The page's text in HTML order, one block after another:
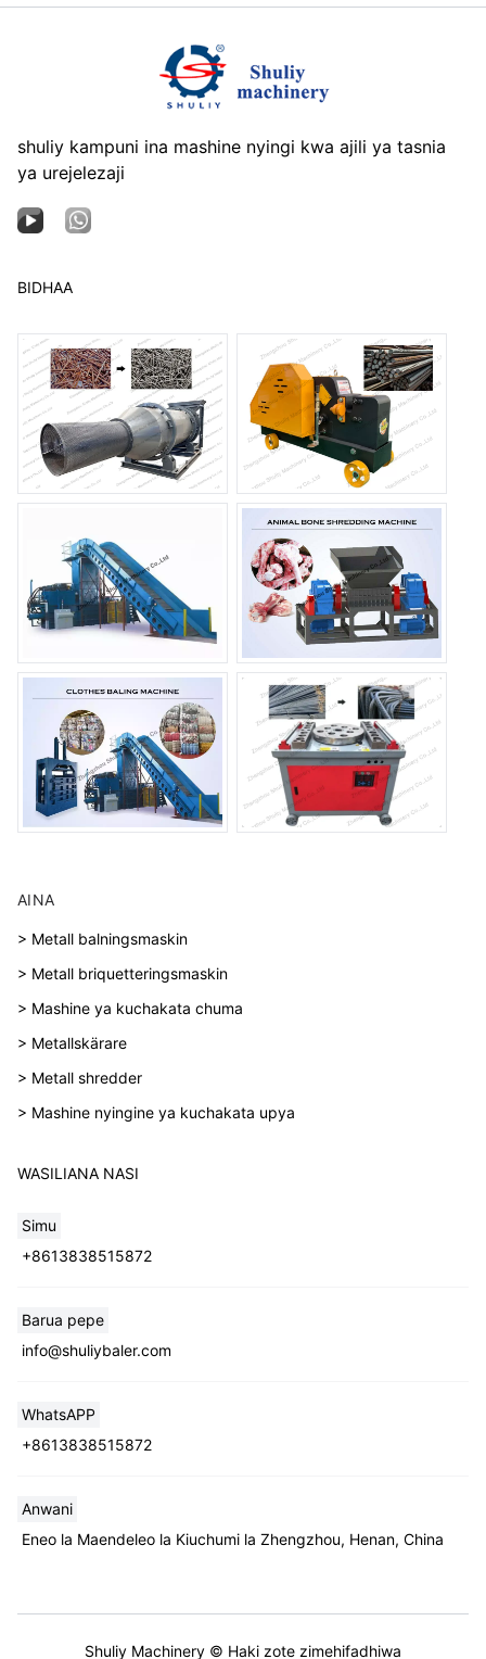
shuliy kampuni ina mashine nyingi kwa ajili ya tasnia
ya urejelezaji
BIDHAA
AINA
> Metall balningsmaskin
> Metall briquetteringsmaskin
> Mashine ya kuchakata chuma
> Metallskärare
> Metall shredder
> Mashine nyingine ya kuchakata upya
WASILIANA NASI
Simu
+8613838515872
Barua pepe
info@shuliybaler.com
WhatsAPP
+8613838515872
Anwani
Eneo la Maendeleo la Kiuchumi la Zhengzhou, Henan, China
Shuliy Machinery © Haki zote zimehifadhiwa